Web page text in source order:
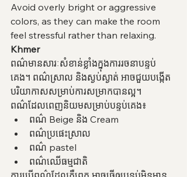
Avoid overly bright or aggressive
colors, as they can make the room
feel stressful rather than relaxing.
Khmer
ពណ៌មានសារៈសំខាន់ខ្លាំងក្នុងការរចនាបន្ទប់
គេង។ ពណ៌ស្រាល និងស្ងប់ស្ងាត់ អាចជួយបង្កើត
បរិយាកាសសម្រាប់ការសម្រាកបានល្អ។
ពណ៌ដែលពេញនិយមសម្រាប់បន្ទប់គេង៖
ពណ៌ Beige និង Cream
ពណ៌ប្រផេះស្រាល
ពណ៌ pastel
ពណ៌ឈើធម្មជាតិ